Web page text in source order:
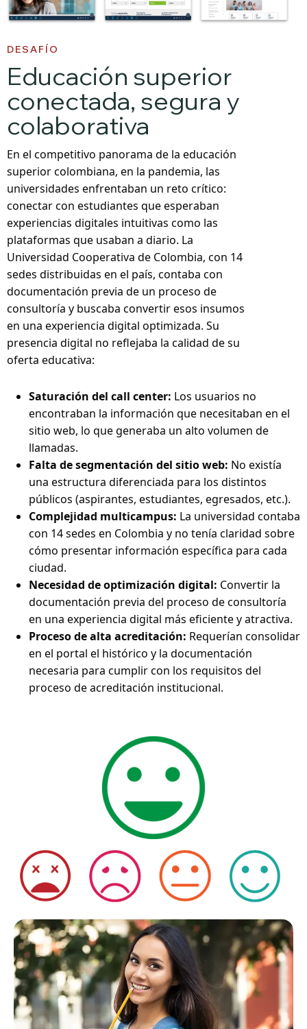
DESAFÍO
Educación superior
conectada, segura y
colaborativa
En el competitivo panorama de la educación
superior colombiana, en la pandemia, las
universidades enfrentaban un reto crítico:
conectar con estudiantes que esperaban
experiencias digitales intuitivas como las
plataformas que usaban a diario. La
Universidad Cooperativa de Colombia, con 14
sedes distribuidas en el país, contaba con
documentación previa de un proceso de
consultoría y buscaba convertir esos insumos
en una experiencia digital optimizada. Su
presencia digital no reflejaba la calidad de su
oferta educativa:
Saturación del call center: Los usuarios no
encontraban la información que necesitaban en el
sitio web, lo que generaba un alto volumen de
llamadas.
Falta de segmentación del sitio web: No existía
una estructura diferenciada para los distintos
públicos (aspirantes, estudiantes, egresados, etc.).
Complejidad multicampus: La universidad contaba
con 14 sedes en Colombia y no tenía claridad sobre
cómo presentar información específica para cada
ciudad.
Necesidad de optimización digital: Convertir la
documentación previa del proceso de consultoría
en una experiencia digital más eficiente y atractiva.
Proceso de alta acreditación: Requerían consolidar
en el portal el histórico y la documentación
necesaria para cumplir con los requisitos del
proceso de acreditación institucional.